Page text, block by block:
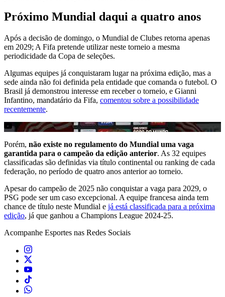
Próximo Mundial daqui a quatro anos
Após a decisão de domingo, o Mundial de Clubes retorna apenas
em 2029; A Fifa pretende utilizar neste torneio a mesma
periodicidade da Copa de seleções.
Algumas equipes já conquistaram lugar na próxima edição, mas a
sede ainda não foi definida pela entidade que comanda o futebol. O
Brasil já demonstrou interesse em receber o torneio, e Gianni
Infantino, mandatário da Fifa, comentou sobre a possibilidade
recentemente.
Porém, não existe no regulamento do Mundial uma vaga
garantida para o campeão da edição anterior. As 32 equipes
classificadas são definidas via título continental ou ranking de cada
federação, no período de quatro anos anterior ao torneio.
Apesar do campeão de 2025 não conquistar a vaga para 2029, o
PSG pode ser um caso excepcional. A equipe francesa ainda tem
chance de título neste Mundial e já está classificada para a próxima
edição, já que ganhou a Champions League 2024-25.
Acompanhe Esportes nas Redes Sociais